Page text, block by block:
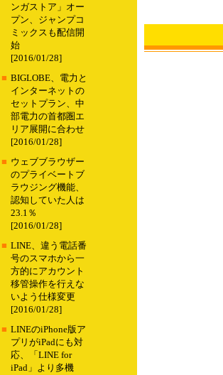
ンガストア」オー
プン、ジャンプコ
ミックスも配信開
始
[2016/01/28]
■ BIGLOBE、電力と
インターネットの
セットプラン、中
部電力の首都圏エ
リア展開に合わせ
[2016/01/28]
■ ウェブブラウザー
のプライベートブ
ラウジング機能、
認知していた人は
23.1％
[2016/01/28]
■ LINE、違う電話番
号のスマホから一
方的にアカウント
移管操作を行えな
いよう仕様変更
[2016/01/28]
■ LINEのiPhone版ア
プリがiPadにも対
応、「LINE for
iPad」より多機